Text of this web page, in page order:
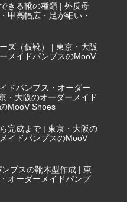
きる靴の種類 | 外反母
甲高幅広・足が細い・
ズ（仮靴） | 東京・大阪
メイドパンプスのMooV
ドパンプス・オーダー
・大阪のオーダーメイド
MooV Shoes
完成まで | 東京・大阪の
イドパンプスのMooV
ンプスの靴木型作成 | 東
オーダーメイドパンプ